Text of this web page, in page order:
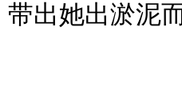
带出她出淤泥